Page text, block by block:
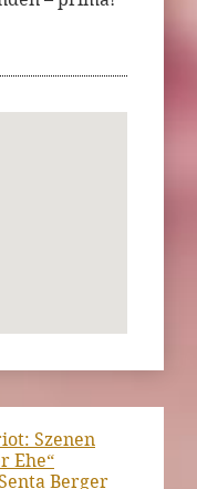
Szenen
Ehe“
Berger